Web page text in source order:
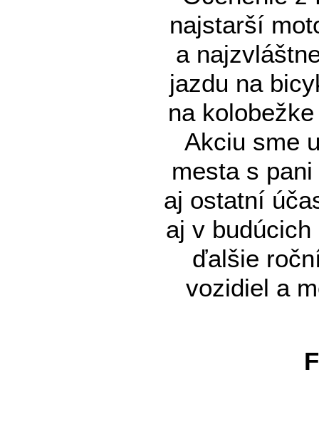
najstarší
a
jazdu na
na
Akciu sme
mesta s
aj ostatní
aj v
ďalšie
vozidiel a